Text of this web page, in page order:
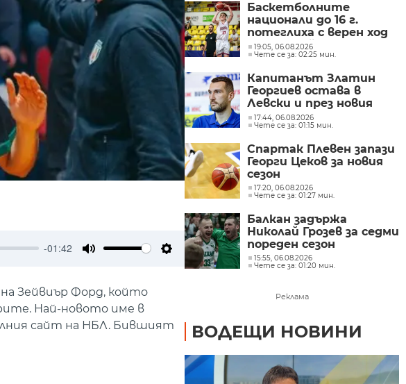
-01:42
Settings
Зейвиър Форд, който
Най-новото име в
сайт на НБЛ. Бившият
Баскетболните
национали до 16 г.
потеглиха с верен ход
на европейското
19:05, 06.08.2026
Чете се за: 02:25 мин.
Капитанът Златин
Георгиев остава в
Левски и през новия
сезон
17:44, 06.08.2026
Чете се за: 01:15 мин.
Спартак Плевен запази
Георги Цеков за новия
сезон
17:20, 06.08.2026
Чете се за: 01:27 мин.
Балкан задържа
Николай Грозев за седми
пореден сезон
15:55, 06.08.2026
Чете се за: 01:20 мин.
Реклама
ВОДЕЩИ НОВИНИ